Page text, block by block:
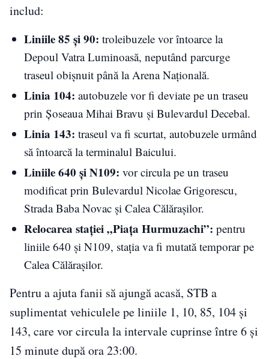
includ:
Liniile 85 și 90: troleibuzele vor întoarce la
Depoul Vatra Luminoasă, neputând parcurge
traseul obișnuit până la Arena Națională.
Linia 104: autobuzele vor fi deviate pe un traseu
prin Șoseaua Mihai Bravu și Bulevardul Decebal.
Linia 143: traseul va fi scurtat, autobuzele urmând
să întoarcă la terminalul Baicului.
Liniile 640 și N109: vor circula pe un traseu
modificat prin Bulevardul Nicolae Grigorescu,
Strada Baba Novac și Calea Călărașilor.
Relocarea stației „Piața Hurmuzachi”: pentru
liniile 640 și N109, stația va fi mutată temporar pe
Calea Călărașilor.
Pentru a ajuta fanii să ajungă acasă, STB a
suplimentat vehiculele pe liniile 1, 10, 85, 104 și
143, care vor circula la intervale cuprinse între 6 și
15 minute după ora 23:00.